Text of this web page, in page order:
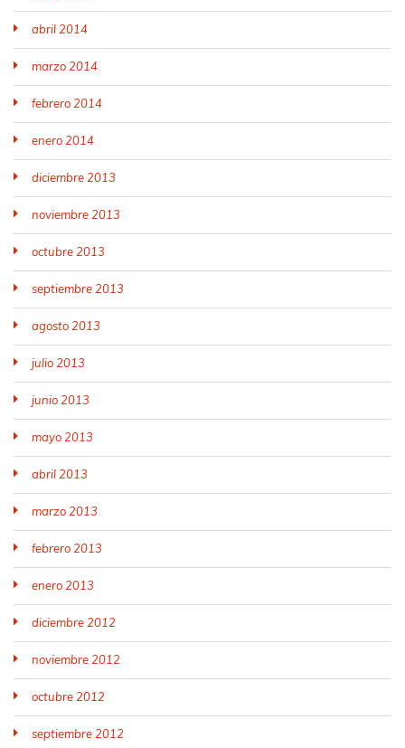
abril 2014
marzo 2014
febrero 2014
enero 2014
diciembre 2013
noviembre 2013
octubre 2013
septiembre 2013
agosto 2013
julio 2013
junio 2013
mayo 2013
abril 2013
marzo 2013
febrero 2013
enero 2013
diciembre 2012
noviembre 2012
octubre 2012
septiembre 2012